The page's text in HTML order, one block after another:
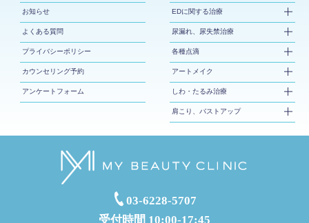
お知らせ
よくある質問
プライバシーポリシー
カウンセリング予約
アンケートフォーム
EDに関する治療
尿漏れ、尿失禁治療
各種点滴
アートメイク
しわ・たるみ治療
肩こり、バストアップ
03-6228-5707
受付時間 10:00-17:45